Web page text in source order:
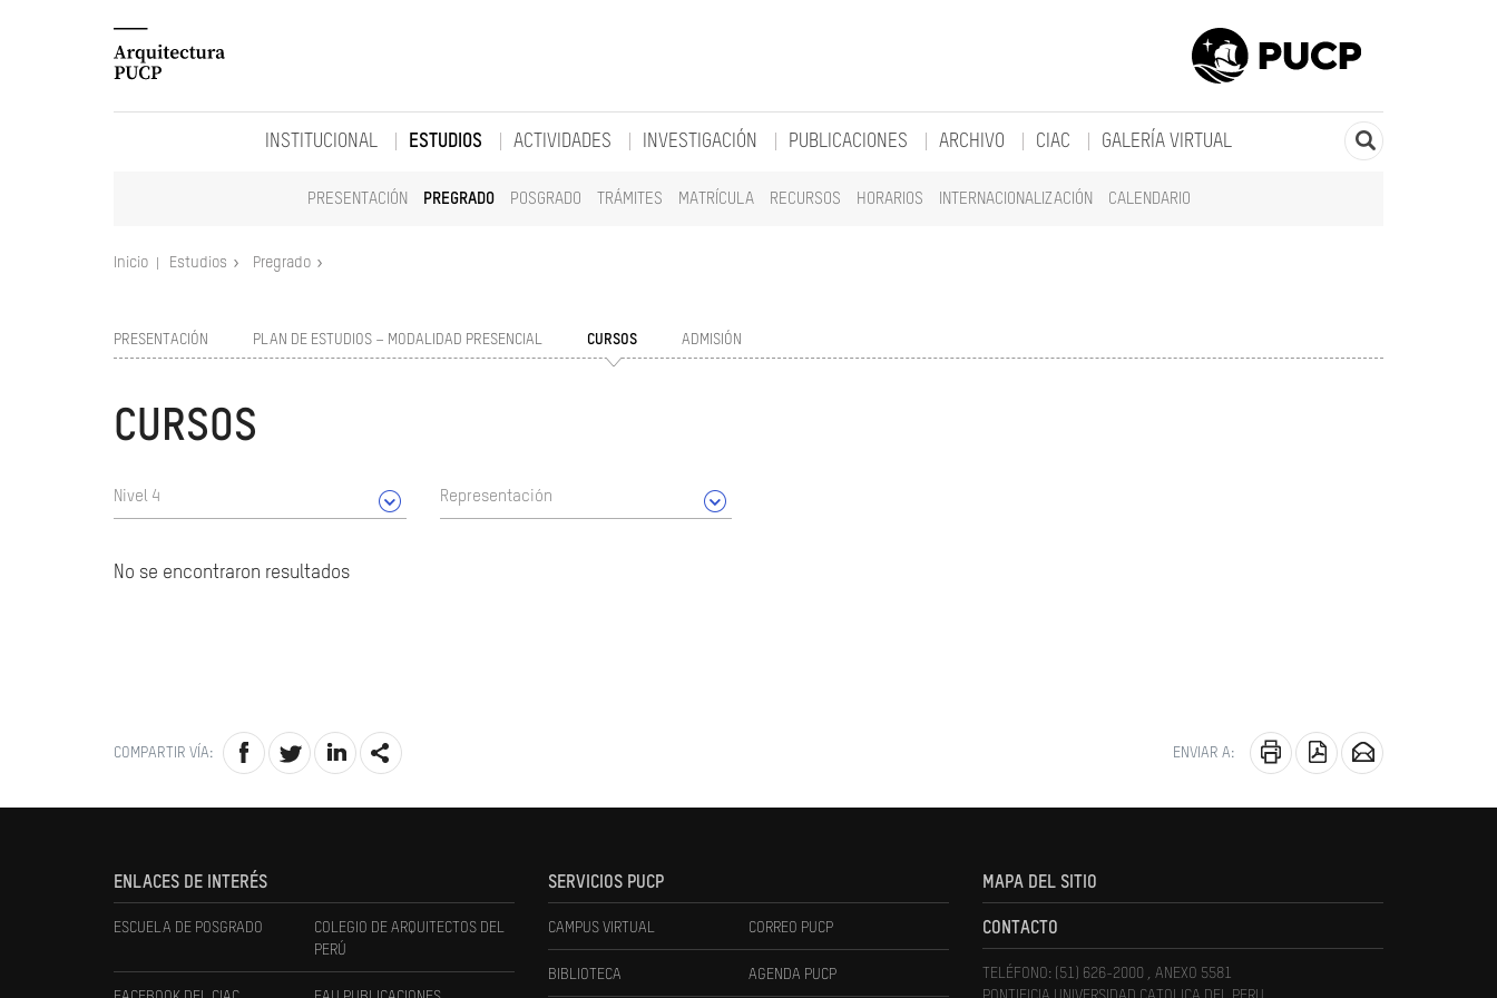
INSTITUCIONAL ESTUDIOS
PRESENTACIÓN PREGRADO POSGRADO TRÁMITES MATRÍCULA RECURSOS HORARIOS INTERNACIONALIZACIÓN CALENDARIO
ACTIVIDADES INVESTIGACIÓN PUBLICACIONES ARCHIVO CIAC GALERÍA VIRTUAL
Inicio Estudios Pregrado
PRESENTACIÓN PLAN DE ESTUDIOS – MODALIDAD PRESENCIAL CURSOS ADMISIÓN
CURSOS
Nivel 4 Representación
No se encontraron resultados
COMPARTIR VÍA: ENVIAR A:
ENLACES DE INTERÉS
ESCUELA DE POSGRADO
COLEGIO DE ARQUITECTOS DEL
PERÚ
SERVICIOS PUCP
CAMPUS VIRTUAL CORREO PUCP
BIBLIOTECA AGENDA PUCP
MAPA DEL SITIO
CONTACTO
TELÉFONO: (51) 626-2000 , ANEXO 5581